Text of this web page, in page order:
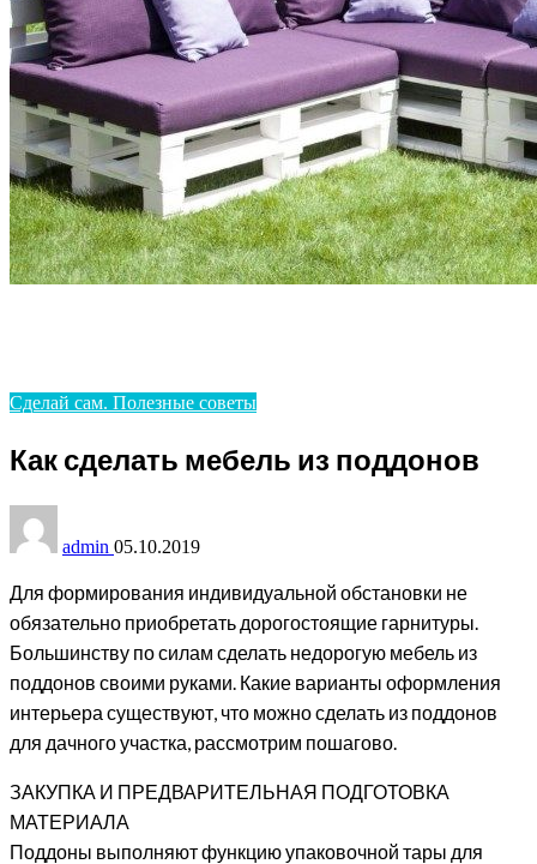
Сделай сам. Полезные советы
Как сделать мебель из поддонов
admin 05.10.2019
Для формирования индивидуальной обстановки не
обязательно приобретать дорогостоящие гарнитуры.
Большинству по силам сделать недорогую мебель из
поддонов своими руками. Какие варианты оформления
интерьера существуют, что можно сделать из поддонов
для дачного участка, рассмотрим пошагово.
ЗАКУПКА И ПРЕДВАРИТЕЛЬНАЯ ПОДГОТОВКА
МАТЕРИАЛА
Поддоны выполняют функцию упаковочной тары для